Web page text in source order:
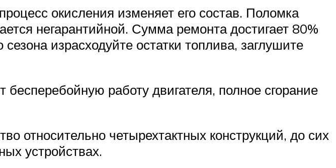
окисления изменяет его состав. Поломка
негарантийной. Сумма ремонта достигает 80%
израсходуйте остатки топлива, заглушите
работу двигателя, полное сгорание
относительно четырехтактных конструкций, до сих
устройствах.